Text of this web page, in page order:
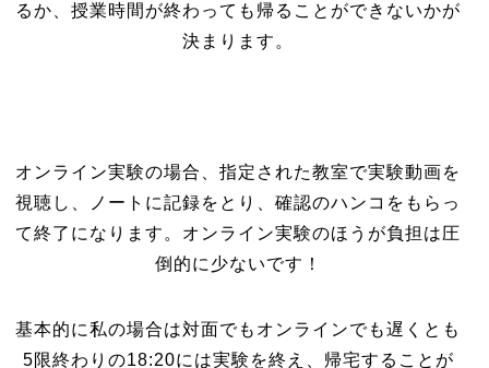
るか、授業時間が終わっても帰ることができないかが
決まります。
オンライン実験の場合、指定された教室で実験動画を
視聴し、ノートに記録をとり、確認のハンコをもらっ
て終了になります。オンライン実験のほうが負担は圧
倒的に少ないです！
基本的に私の場合は対面でもオンラインでも遅くとも
5限終わりの18:20には実験を終え、帰宅することが